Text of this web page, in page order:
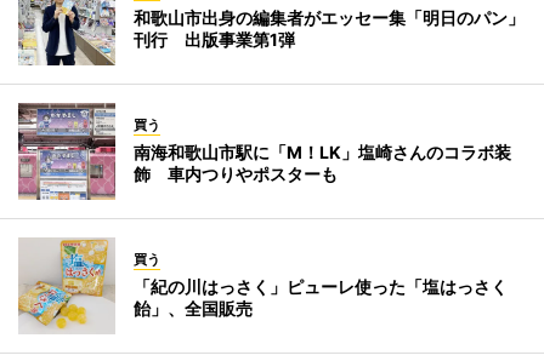
和歌山市出身の編集者がエッセー集「明日のパン」
刊行 出版事業第1弾
買う
南海和歌山市駅に「M！LK」塩崎さんのコラボ装
飾 車内つりやポスターも
買う
「紀の川はっさく」ピューレ使った「塩はっさく
飴」、全国販売